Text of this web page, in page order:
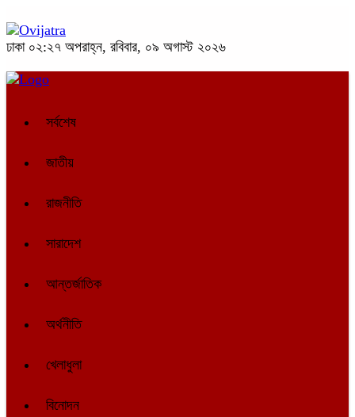
ঢাকা ০২:২৭ অপরাহ্ন, রবিবার, ০৯ অগাস্ট ২০২৬
সর্বশেষ
জাতীয়
রাজনীতি
সারাদেশ
আন্তর্জাতিক
অর্থনীতি
খেলাধুলা
বিনোদন